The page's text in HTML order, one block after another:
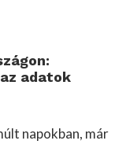
adatok
napokban, már